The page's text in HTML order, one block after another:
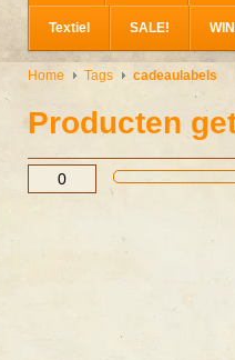
Textiel SALE!
Home Tags cadeaulabels
Producten